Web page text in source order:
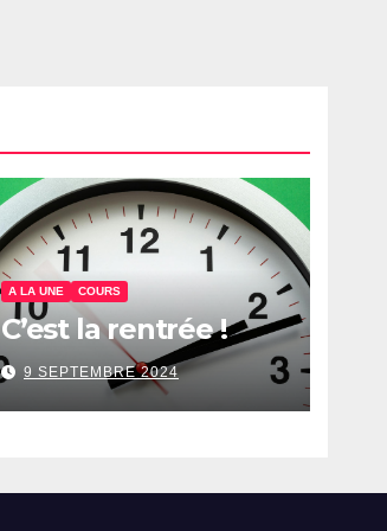
A LA UNE COURS
C’est la rentrée !
9 SEPTEMBRE 2024